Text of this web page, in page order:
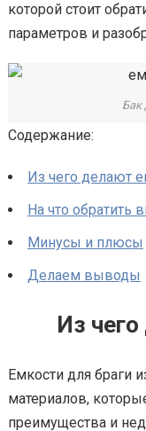
которой стоит
параметров и
Бак
Содержание:
Из чего делают
На что обратить
Минусы и плюсы
Делаем выводы
Из
Емкости для браги
материалов,
преимущества и